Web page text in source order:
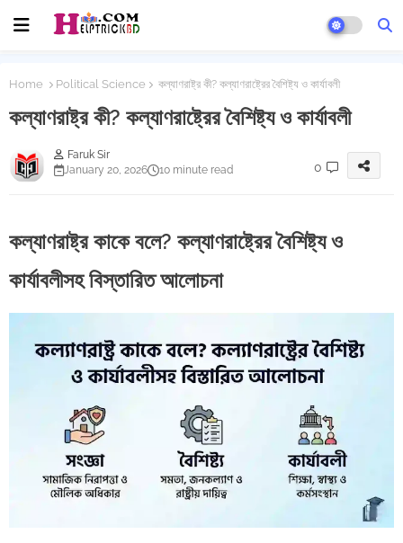
Home Political Science কল্যাণরাষ্ট্র কী? কল্যাণরাষ্ট্রের বৈশিষ্ট্য ও কার্যাবলী
কল্যাণরাষ্ট্র কী? কল্যাণরাষ্ট্রের বৈশিষ্ট্য ও কার্যাবলী
Faruk Sir
January 20, 2026
10 minute read 0
কল্যাণরাষ্ট্র কাকে বলে? কল্যাণরাষ্ট্রের বৈশিষ্ট্য ও
কার্যাবলীসহ বিস্তারিত আলোচনা